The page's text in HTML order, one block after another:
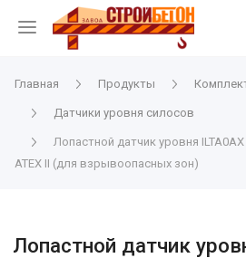
Главная Продукты
Датчики уровня силосов
Лопастной датчик уровня
АТЕХ II (для взрывоопасных зон)
Лопастной датчик